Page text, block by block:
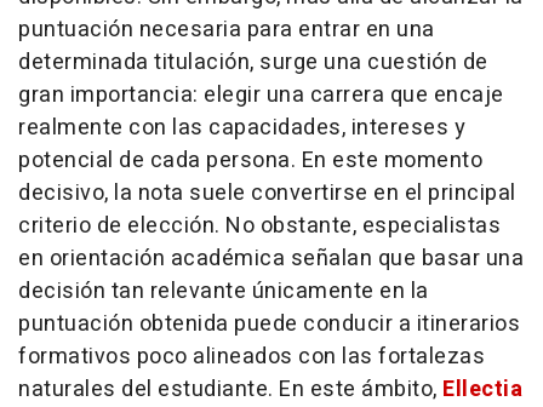
puntuación necesaria para entrar en una
determinada titulación, surge una cuestión de
gran importancia: elegir una carrera que encaje
realmente con las capacidades, intereses y
potencial de cada persona. En este momento
decisivo, la nota suele convertirse en el principal
criterio de elección. No obstante, especialistas
en orientación académica señalan que basar una
decisión tan relevante únicamente en la
puntuación obtenida puede conducir a itinerarios
formativos poco alineados con las fortalezas
naturales del estudiante. En este ámbito, Ellectia